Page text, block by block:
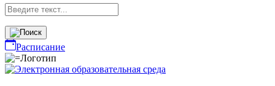
Расписание